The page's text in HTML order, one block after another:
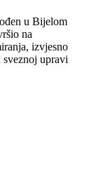
u Bijelom
na
izvjesno
sveznoj upravi